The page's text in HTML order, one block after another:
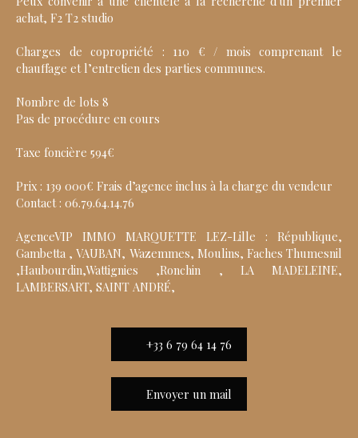
achat, F2 T2 studio
Charges de copropriété : 110 € / mois comprenant le
chauffage et l’entretien des parties communes.
Nombre de lots 8
Pas de procédure en cours
Taxe foncière 594€
Prix : 139 000€ Frais d’agence inclus à la charge du vendeur
Contact : 06.79.64.14.76
AgenceVIP IMMO MARQUETTE LEZ-Lille : République,
Gambetta , VAUBAN, Wazemmes, Moulins, Faches Thumesnil
,Haubourdin,Wattignies ,Ronchin , LA MADELEINE,
LAMBERSART, SAINT ANDRÉ,
+33 6 79 64 14 76
Envoyer un mail